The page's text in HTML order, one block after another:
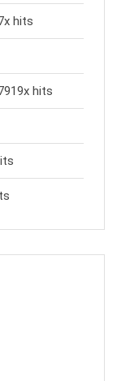
hits
hits